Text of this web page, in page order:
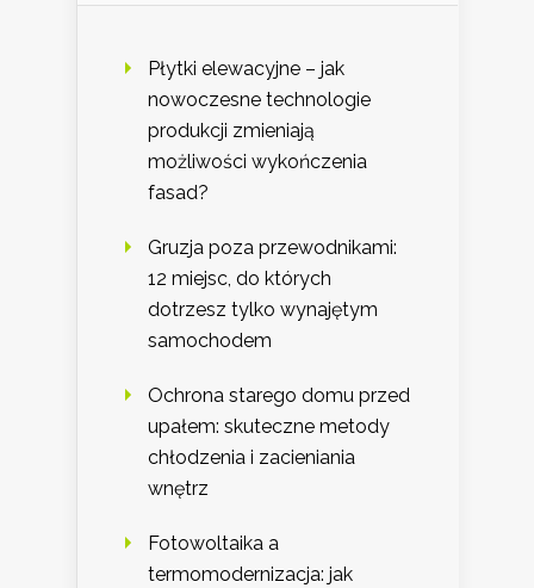
Płytki elewacyjne – jak
nowoczesne technologie
produkcji zmieniają
możliwości wykończenia
fasad?
Gruzja poza przewodnikami:
12 miejsc, do których
dotrzesz tylko wynajętym
samochodem
Ochrona starego domu przed
upałem: skuteczne metody
chłodzenia i zacieniania
wnętrz
Fotowoltaika a
termomodernizacja: jak